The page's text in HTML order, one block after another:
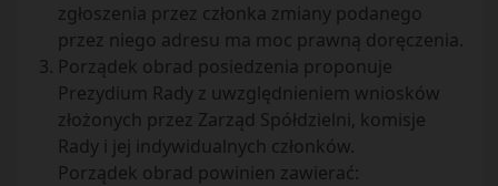
zgłoszenia przez członka zmiany podanego
przez niego adresu ma moc prawną doręczenia.
Porządek obrad posiedzenia proponuje
Prezydium Rady z uwzględnieniem wniosków
złożonych przez Zarząd Spółdzielni, komisje
Rady i jej indywidualnych członków.
Porządek obrad powinien zawierać: